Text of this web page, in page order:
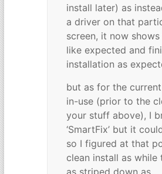
install later) as
a driver on that
screen, it now
like expected and
installation as
but as for the
in-use (prior to the
your stuff above), I
‘SmartFix’ but it
so I figured at that
clean install as while
as striped down as